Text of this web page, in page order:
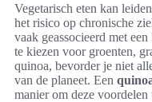
Vegetarisch eten kan
het risico op chronische
vaak geassocieerd met
te kiezen voor groenten,
quinoa, bevorder je niet
van de planeet. Een
manier om deze